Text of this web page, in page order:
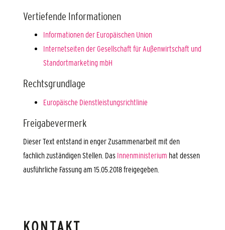
Vertiefende Informationen
Informationen der Europäischen Union
Internetseiten der Gesellschaft für Außenwirtschaft und
Standortmarketing mbH
Rechtsgrundlage
Europäische Dienstleistungsrichtlinie
Freigabevermerk
Dieser Text entstand in enger Zusammenarbeit mit den
fachlich zuständigen Stellen. Das Innenministerium hat dessen
ausführliche Fassung am 15.05.2018 freigegeben.